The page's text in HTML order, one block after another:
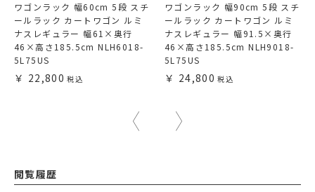
ワゴンラック 幅60cm 5段 スチ
ールラック カートワゴン ルミ
ナスレギュラー 幅61×奥行
46×高さ185.5cm NLH6018-
5L75US
22,800
ワゴンラック 幅90cm 5段 スチ
ールラック カートワゴン ルミ
ナスレギュラー 幅91.5×奥行
46×高さ185.5cm NLH9018-
5L75US
24,800
閲覧履歴